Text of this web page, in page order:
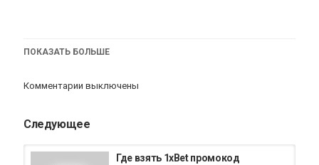
#фрифаерпромокод
ПОКАЗАТЬ БОЛЬШЕ
Комментарии выключены
Следующее
Где взять 1xBet промокод